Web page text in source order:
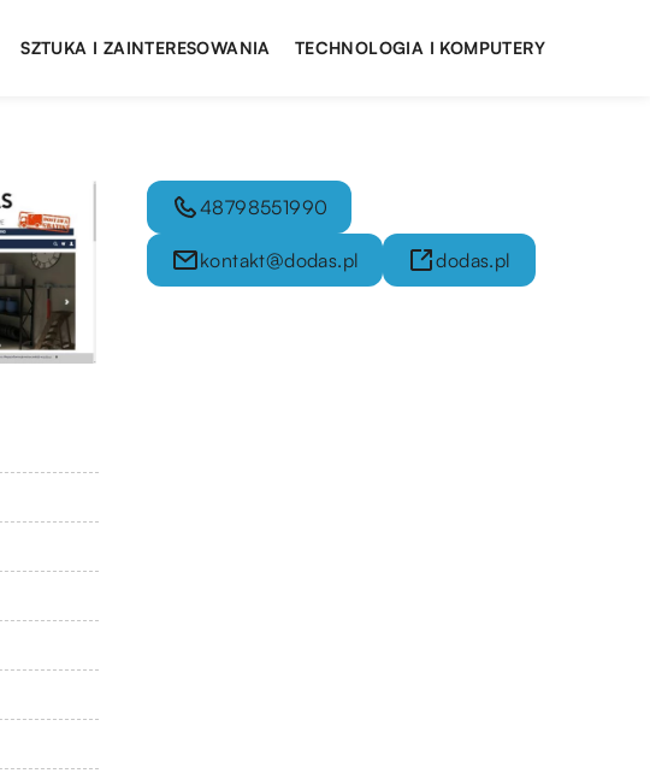
SZTUKA I ZAINTERESOWANIA TECHNOLOGIA I KOMPUTERY
48798551990
kontakt@dodas.pl dodas.pl